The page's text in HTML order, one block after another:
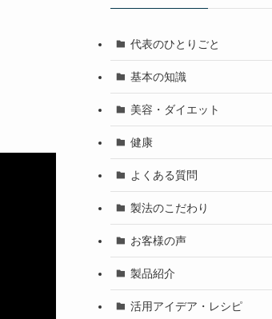
代表のひとりごと
基本の知識
美容・ダイエット
健康
よくある質問
製法のこだわり
お客様の声
製品紹介
活用アイデア・レシピ